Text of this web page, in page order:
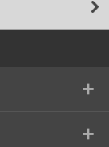
+
+